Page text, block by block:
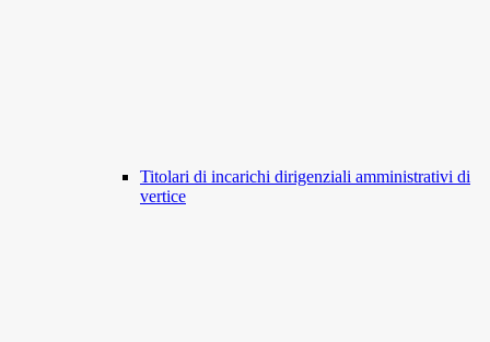
Titolari di incarichi dirigenziali amministrativi di
vertice